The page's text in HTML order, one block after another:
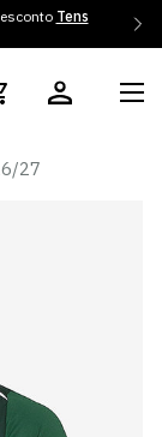
Tens
27